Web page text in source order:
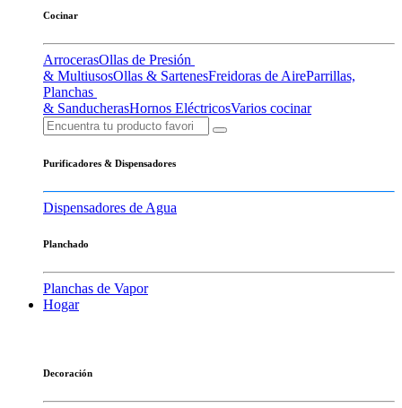
Cocinar
ArrocerasOllas de Presión
& MultiusosOllas & SartenesFreidoras de AireParrillas,
Planchas
& SanducherasHornos EléctricosVarios cocinar
Purificadores & Dispensadores
Dispensadores de Agua
Planchado
Planchas de Vapor
Hogar
Decoración